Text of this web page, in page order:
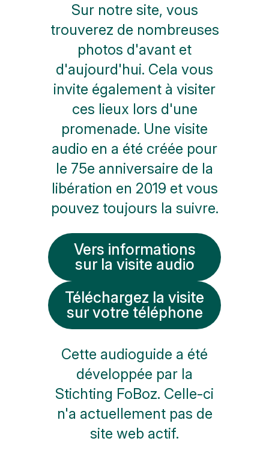
Sur notre site, vous
trouverez de nombreuses
photos d'avant et
d'aujourd'hui. Cela vous
invite également à visiter
ces lieux lors d'une
promenade. Une visite
audio en a été créée pour
le 75e anniversaire de la
libération en 2019 et vous
pouvez toujours la suivre.
Vers informations
sur la visite audio
Téléchargez la visite
sur votre téléphone
Cette audioguide a été
développée par la
Stichting FoBoz. Celle-ci
n'a actuellement pas de
site web actif.